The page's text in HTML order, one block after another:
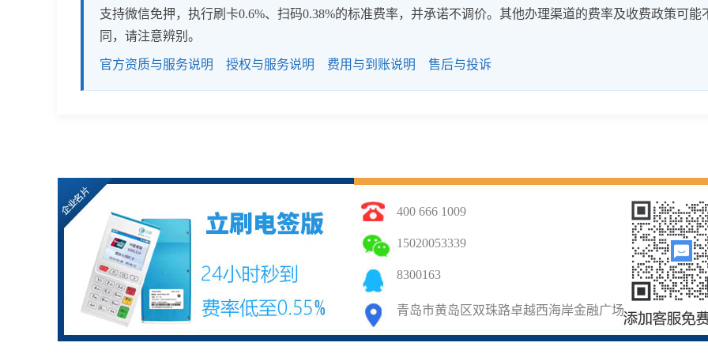
支持微信免押，执行刷卡0.6%、扫码0.38%的标准费率，并承诺不调价。其他办理渠道的费率及收费政策可能
同，请注意辨别。
官方资质与服务说明 授权与服务说明 费用与到账说明 售后与投诉
400 666 1009
15020053339
8300163
青岛市黄岛区双珠路卓越西海岸金融广场